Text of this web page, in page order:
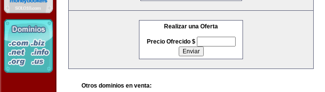
Realizar una Oferta
Precio Ofrecido $
Otros dominios en venta: